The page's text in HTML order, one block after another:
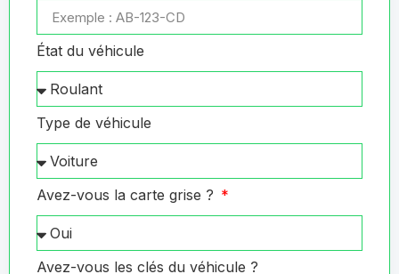
État du véhicule
Type de véhicule
Avez-vous la carte grise ?
Avez-vous les clés du véhicule ?